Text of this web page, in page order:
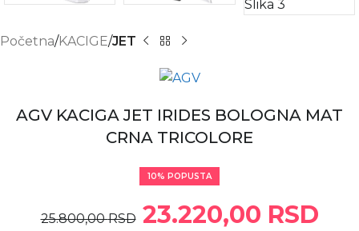
Početna KACIGE JET
AGV KACIGA JET IRIDES BOLOGNA MAT
CRNA TRICOLORE
10% POPUSTA
25.800,00RSD 23.220,00 RSD